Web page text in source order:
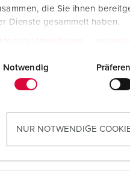
die Sie ihnen
Dienste gesammelt haben.
Notwendig
NUR NOTWENDIGE